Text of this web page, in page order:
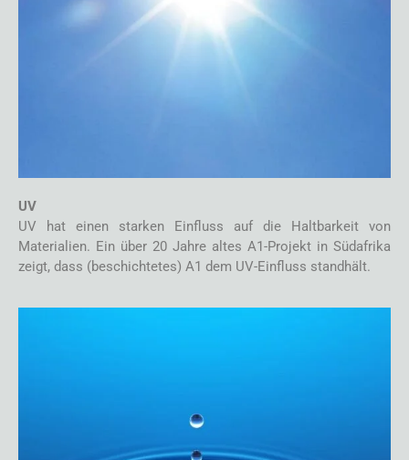
UV
UV hat einen starken Einfluss auf die Haltbarkeit von
Materialien. Ein über 20 Jahre altes A1-Projekt in Südafrika
zeigt, dass (beschichtetes) A1 dem UV-Einfluss standhält.